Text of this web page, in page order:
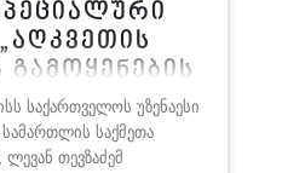
გამოყენების
და
საქართველოს უზენაესი
საქმეთა
თევზაძემ